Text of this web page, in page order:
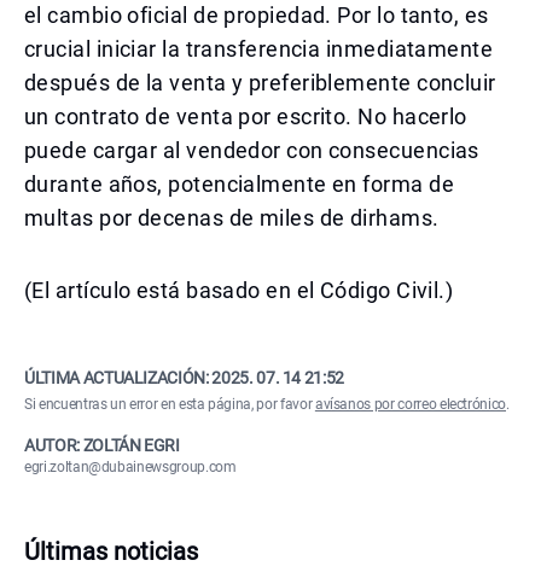
el cambio oficial de propiedad. Por lo tanto, es
crucial iniciar la transferencia inmediatamente
después de la venta y preferiblemente concluir
un contrato de venta por escrito. No hacerlo
puede cargar al vendedor con consecuencias
durante años, potencialmente en forma de
multas por decenas de miles de dirhams.
(El artículo está basado en el Código Civil.)
ÚLTIMA ACTUALIZACIÓN:2025. 07. 14 21:52
Si encuentras un error en esta página, por favoravísanos por correo electrónico.
AUTOR: ZOLTÁN EGRI
egri.zoltan@dubainewsgroup.com
Últimas noticias